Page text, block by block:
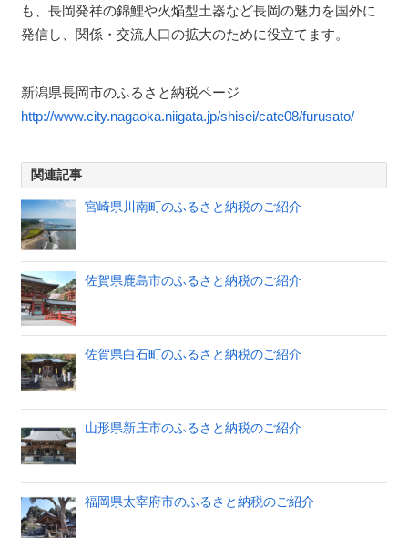
も、長岡発祥の錦鯉や火焔型土器など長岡の魅力を国外に
発信し、関係・交流人口の拡大のために役立てます。
新潟県長岡市のふるさと納税ページ
http://www.city.nagaoka.niigata.jp/shisei/cate08/furusato/
関連記事
宮崎県川南町のふるさと納税のご紹介
佐賀県鹿島市のふるさと納税のご紹介
佐賀県白石町のふるさと納税のご紹介
山形県新庄市のふるさと納税のご紹介
福岡県太宰府市のふるさと納税のご紹介